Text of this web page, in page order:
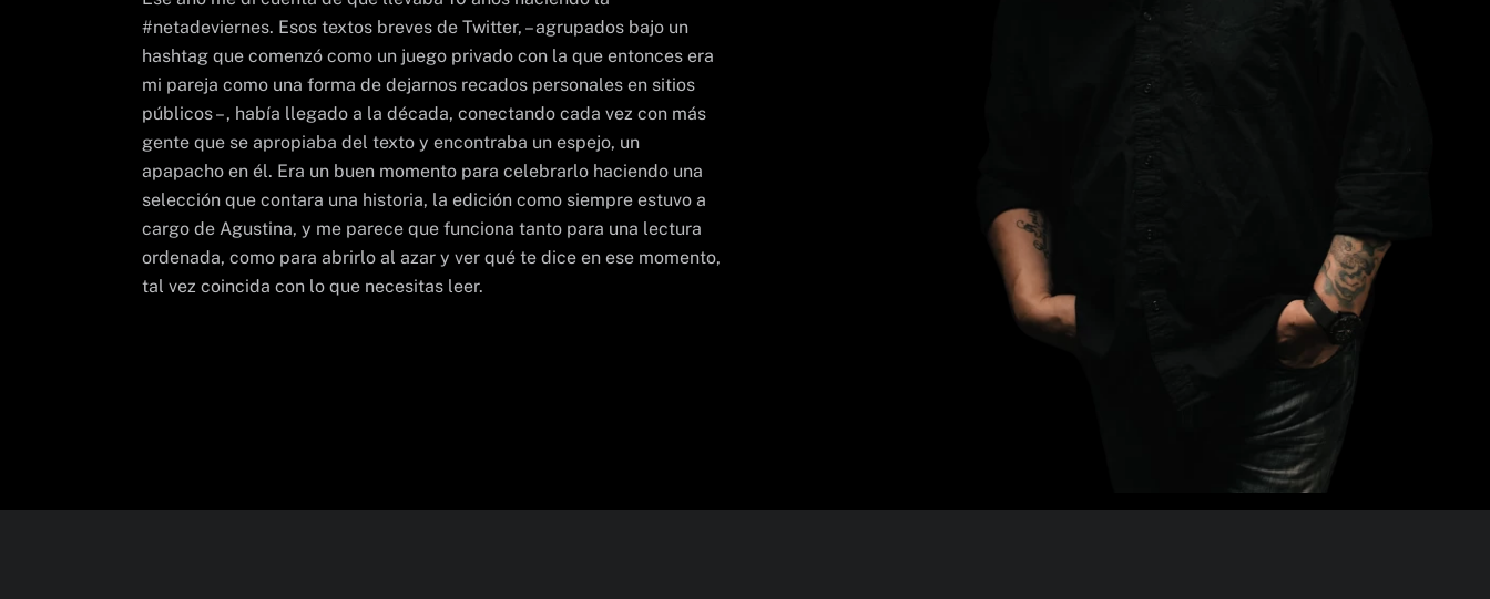
#netadeviernes. Esos textos breves de Twitter, – agrupados bajo un
hashtag que comenzó como un juego privado con la que entonces era
mi pareja como una forma de dejarnos recados personales en sitios
públicos – , había llegado a la década, conectando cada vez con más
gente que se apropiaba del texto y encontraba un espejo, un
apapacho en él. Era un buen momento para celebrarlo haciendo una
selección que contara una historia, la edición como siempre estuvo a
cargo de Agustina, y me parece que funciona tanto para una lectura
ordenada, como para abrirlo al azar y ver qué te dice en ese momento,
tal vez coincida con lo que necesitas leer.